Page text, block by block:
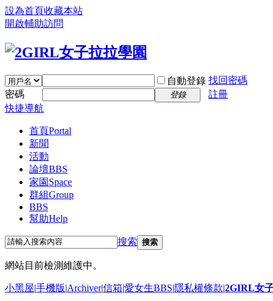
設為首頁收藏本站
開啟輔助訪問
自動登錄 找回密碼
密碼
登錄
註冊
快捷導航
首頁Portal
新聞
活動
論壇BBS
家園 Space
群組Group
BBS
幫助Help
搜索 搜索
網站目前檢測維護中。
小黑屋|手機版|Archiver|信箱|愛女生BBS|隱私權條款|2GIRL女